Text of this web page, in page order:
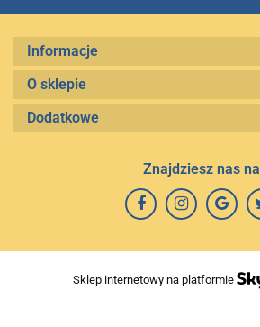
Informacje
O sklepie
Dodatkowe
Znajdziesz nas na
Sklep internetowy na platformie